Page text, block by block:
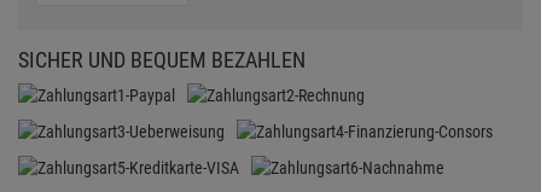
SICHER UND BEQUEM BEZAHLEN